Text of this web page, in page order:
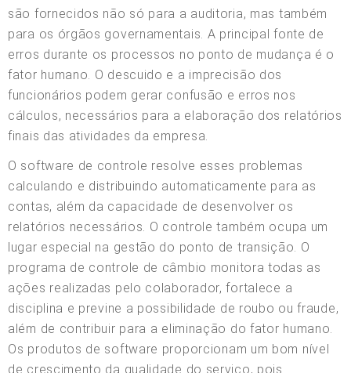
são fornecidos não só para a auditoria, mas também
para os órgãos governamentais. A principal fonte de
erros durante os processos no ponto de mudança é o
fator humano. O descuido e a imprecisão dos
funcionários podem gerar confusão e erros nos
cálculos, necessários para a elaboração dos relatórios
finais das atividades da empresa.
O software de controle resolve esses problemas
calculando e distribuindo automaticamente para as
contas, além da capacidade de desenvolver os
relatórios necessários. O controle também ocupa um
lugar especial na gestão do ponto de transição. O
programa de controle de câmbio monitora todas as
ações realizadas pelo colaborador, fortalece a
disciplina e previne a possibilidade de roubo ou fraude,
além de contribuir para a eliminação do fator humano.
Os produtos de software proporcionam um bom nível
de crescimento da qualidade do serviço, pois